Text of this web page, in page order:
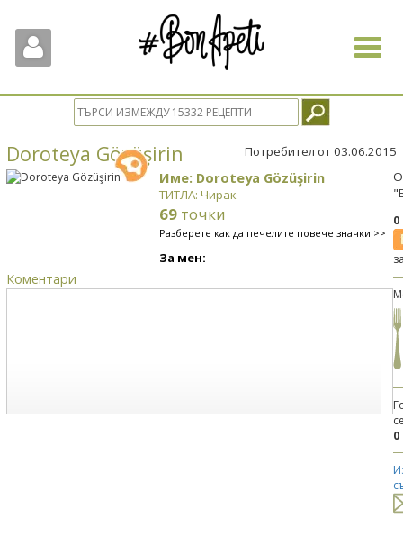
Toggle
Doroteya Gözüşirin Потребител от 03.06.2015
Име: Doroteya Gözüşirin
ТИТЛА: Чирак
69 точки
Разберете как да печелите повече значки >>
За мен:
Коментари
0